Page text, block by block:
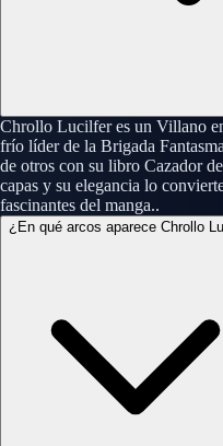
Chrollo Lucilfer es un Villano
frío líder de la Brigada
de otros con su libro Cazador
capas y su elegancia lo
fascinantes del manga..
¿En qué arcos aparece Chrollo